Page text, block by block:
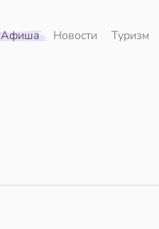
Афиша Новости Туризм